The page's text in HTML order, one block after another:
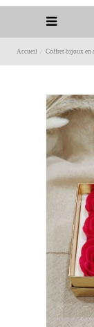
Accueil Coffret bijoux en